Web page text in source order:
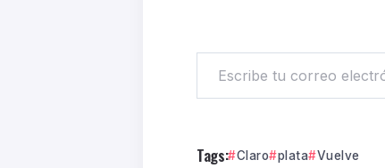
Tags: Claro plata Vuelve